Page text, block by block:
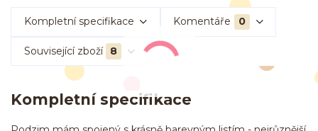
Kompletní specifikace Komentáře 0
Související zboží 8
Kompletní specifikace